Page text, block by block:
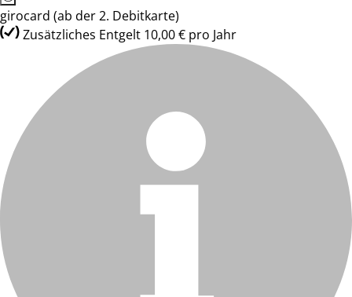
girocard (ab der 2. Debitkarte)
Zusätzliches Entgelt 10,00 € pro Jahr